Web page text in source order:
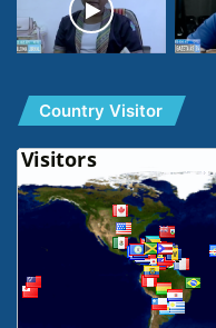
Country Visitor